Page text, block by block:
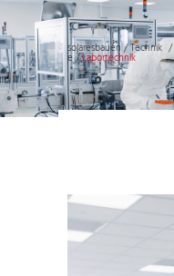
solaresbauen/Technik /
e/Labortechnik